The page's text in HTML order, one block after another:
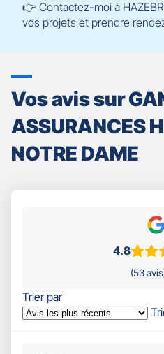
👉 Contactez-moi à
vos projets et prendre
Vos avis sur
ASSURANCES
NOTRE DAME
4.8
(53
Trier par